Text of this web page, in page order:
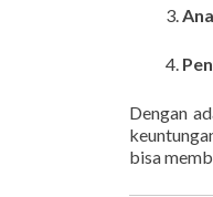
Dengan
bisa